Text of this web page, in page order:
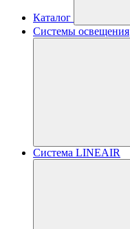
Каталог
Системы освещения
Система LINEAIR